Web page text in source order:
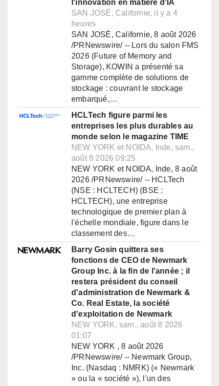
l'innovation en matière d'IA
SAN JOSÉ, Californie, il y a 4
heures
SAN JOSÉ, Californie, 8 août 2026
/PRNewswire/ -- Lors du salon FMS
2026 (Future of Memory and
Storage), KOWIN a présenté sa
gamme complète de solutions de
stockage : couvrant le stockage
embarqué,…
HCLTech figure parmi les
entreprises les plus durables au
monde selon le magazine TIME
NEW YORK et NOIDA, Inde, sam.,
août 8 2026 09:25
NEW YORK et NOIDA, Inde, 8 août
2026 /PRNewswire/ -- HCLTech
(NSE : HCLTECH) (BSE :
HCLTECH), une entreprise
technologique de premier plan à
l'échelle mondiale, figure dans le
classement des…
Barry Gosin quittera ses
fonctions de CEO de Newmark
Group Inc. à la fin de l'année ; il
restera président du conseil
d'administration de Newmark &
Co. Real Estate, la société
d'exploitation de Newmark
NEW YORK, sam., août 8 2026
01:07
NEW YORK , 8 août 2026
/PRNewswire/ -- Newmark Group,
Inc. (Nasdaq : NMRK) (« Newmark
» ou la « société »), l'un des